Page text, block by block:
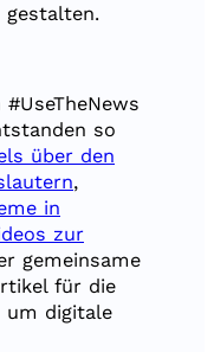
gestalten.
so
über den
,
in
zur
gemeinsame
für die
um digitale